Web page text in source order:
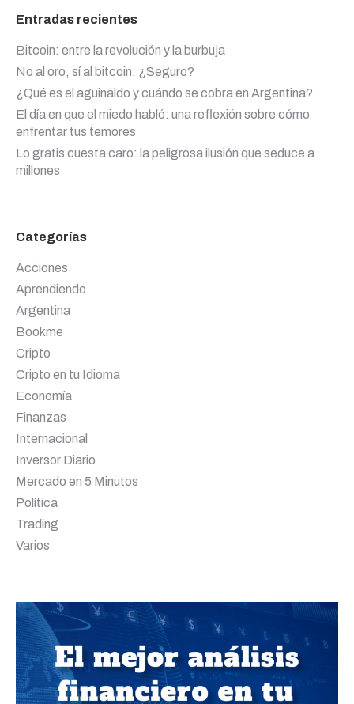
Entradas recientes
Bitcoin: entre la revolución y la burbuja
No al oro, sí al bitcoin. ¿Seguro?
¿Qué es el aguinaldo y cuándo se cobra en Argentina?
El día en que el miedo habló: una reflexión sobre cómo
enfrentar tus temores
Lo gratis cuesta caro: la peligrosa ilusión que seduce a
millones
Categorías
Acciones
Aprendiendo
Argentina
Bookme
Cripto
Cripto en tu Idioma
Economía
Finanzas
Internacional
Inversor Diario
Mercado en 5 Minutos
Política
Trading
Varios